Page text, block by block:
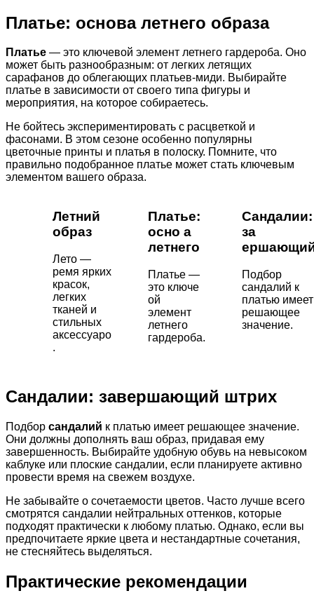
Платье: основа летнего образа
Платье — это ключевой элемент летнего гардероба. Оно
может быть разнообразным: от легких летящих
сарафанов до облегающих платьев-миди. Выбирайте
платье в зависимости от своего типа фигуры и
мероприятия, на которое собираетесь.
Не бойтесь экспериментировать с расцветкой и
фасонами. В этом сезоне особенно популярны
цветочные принты и платья в полоску. Помните, что
правильно подобранное платье может стать ключевым
элементом вашего образа.
Летний
образ
Лето —
ремя ярких
красок,
легких
тканей и
стильных
аксессуаро
.
Платье:
осно а
летнего
Платье —
это ключе
ой
элемент
летнего
гардероба.
Сандалии:
за
Подбор
сандалий к
платью имеет
решающее
значение.
Сандалии: завершающий штрих
Подбор сандалий к платью имеет решающее значение.
Они должны дополнять ваш образ, придавая ему
завершенность. Выбирайте удобную обувь на невысоком
каблуке или плоские сандалии, если планируете активно
провести время на свежем воздухе.
Не забывайте о сочетаемости цветов. Часто лучше всего
смотрятся сандалии нейтральных оттенков, которые
подходят практически к любому платью. Однако, если вы
предпочитаете яркие цвета и нестандартные сочетания,
не стесняйтесь выделяться.
Практические рекомендации